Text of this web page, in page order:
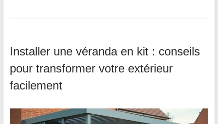
Installer une véranda en kit : conseils
pour transformer votre extérieur
facilement